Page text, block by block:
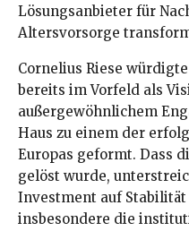
Lösungsanbieter für
Altersvorsorge
Cornelius Riese
bereits im Vorfeld als
außergewöhnlichem
Haus zu einem der
Europas geformt. Dass
gelöst wurde,
Investment auf
insbesondere die